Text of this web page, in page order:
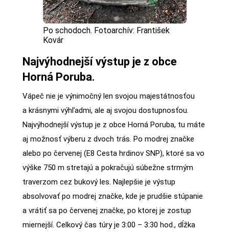
Po schodoch. Fotoarchív: František
Kovár
Najvýhodnejší výstup je z obce
Horná Poruba.
Vápeč nie je výnimočný len svojou majestátnosťou
a krásnymi výhľadmi, ale aj svojou dostupnosťou.
Najvýhodnejší výstup je z obce Horná Poruba, tu máte
aj možnosť výberu z dvoch trás. Po modrej značke
alebo po červenej (E8 Cesta hrdinov SNP), ktoré sa vo
výške 750 m stretajú a pokračujú súbežne strmým
traverzom cez bukový les. Najlepšie je výstup
absolvovať po modrej značke, kde je prudšie stúpanie
a vrátiť sa po červenej značke, po ktorej je zostup
miernejší. Celkový čas túry je 3:00 – 3:30 hod., dĺžka